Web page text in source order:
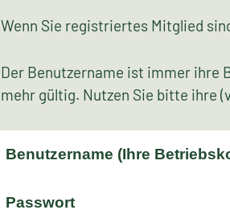
Wenn Sie registriertes Mitglied
Der Benutzername ist immer ihre
mehr gültig. Nutzen Sie bitte ihre